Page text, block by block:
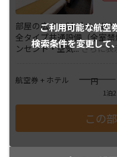
ご利用可能な航空
検索条件を変更して
部屋の広さ：21㎡ベッド
全タイプ共通設備（全室
ンセント・空気...さらに表
航空券 + ホテル ――――円
1泊